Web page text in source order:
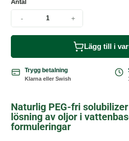
Antal
- +
Lägg till i
Trygg betalning
Klarna eller Swish
Naturlig PEG-fri
lösning av oljor i
formuleringar